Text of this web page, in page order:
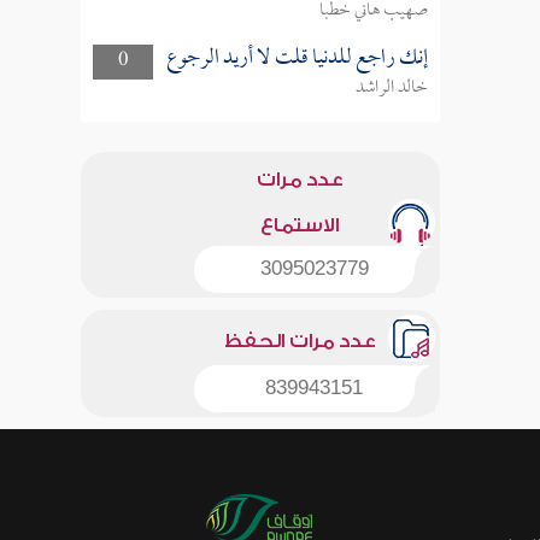
صهيب هاني خطبا
0
إنك راجع للدنيا قلت لا أريد الرجوع
خالد الراشد
عدد مرات
الاستماع
3095023779
عدد مرات الحفظ
839943151